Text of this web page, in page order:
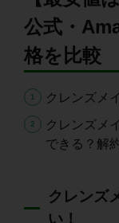
公式・
格を比較
クレンズメ
クレンズメ
できる？解
クレンズ
い！